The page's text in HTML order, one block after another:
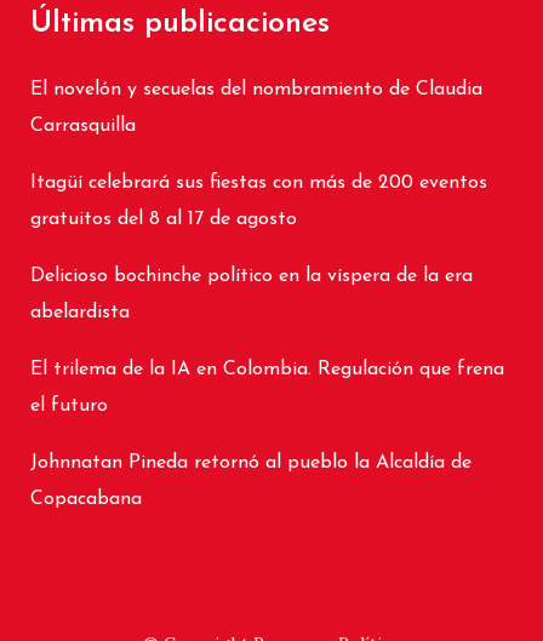
Últimas publicaciones
El novelón y secuelas del nombramiento de Claudia
Carrasquilla
Itagüí celebrará sus fiestas con más de 200 eventos
gratuitos del 8 al 17 de agosto
Delicioso bochinche político en la víspera de la era
abelardista
El trilema de la IA en Colombia. Regulación que frena
el futuro
Johnnatan Pineda retornó al pueblo la Alcaldía de
Copacabana